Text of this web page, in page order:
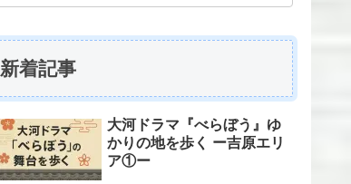
新着記事
大河ドラマ『べらぼう』ゆ
かりの地を歩く ー吉原エリ
ア①ー